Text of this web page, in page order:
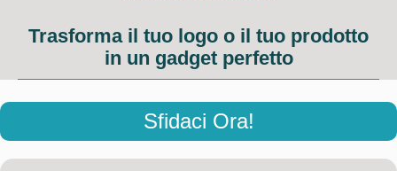
Trasforma il tuo logo o il tuo prodotto
in un gadget perfetto
Sfidaci Ora!